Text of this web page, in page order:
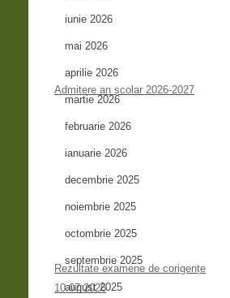
Admitere an școlar 2026-2027
Rezultate examene de corigențe
10.07.2026
iunie 2026
mai 2026
aprilie 2026
martie 2026
februarie 2026
ianuarie 2026
decembrie 2025
noiembrie 2025
octombrie 2025
septembrie 2025
august 2025